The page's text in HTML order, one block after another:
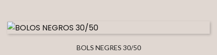
BOLS NEGRES 30/50